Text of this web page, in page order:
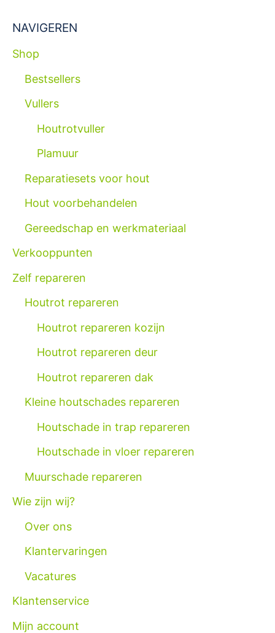
NAVIGEREN
Shop
Bestsellers
Vullers
Houtrotvuller
Plamuur
Reparatiesets voor hout
Hout voorbehandelen
Gereedschap en werkmateriaal
Verkooppunten
Zelf repareren
Houtrot repareren
Houtrot repareren kozijn
Houtrot repareren deur
Houtrot repareren dak
Kleine houtschades repareren
Houtschade in trap repareren
Houtschade in vloer repareren
Muurschade repareren
Wie zijn wij?
Over ons
Klantervaringen
Vacatures
Klantenservice
Mijn account